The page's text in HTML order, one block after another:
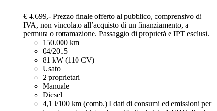
€ 4.699,- Prezzo finale offerto al pubblico, comprensivo di
IVA, non vincolato all’acquisto di un finanziamento, a
permuta o rottamazione. Passaggio di proprietà e IPT esclusi.
150.000 km
04/2015
81 kW (110 CV)
Usato
2 proprietari
Manuale
Diesel
4,1 l/100 km (comb.) I dati di consumi ed emissioni per